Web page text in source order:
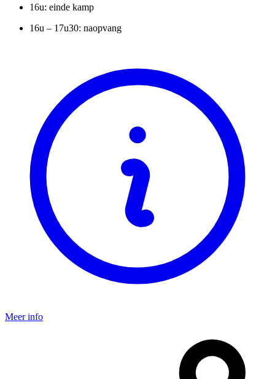
16u: einde kamp
16u – 17u30: naopvang
Meer info